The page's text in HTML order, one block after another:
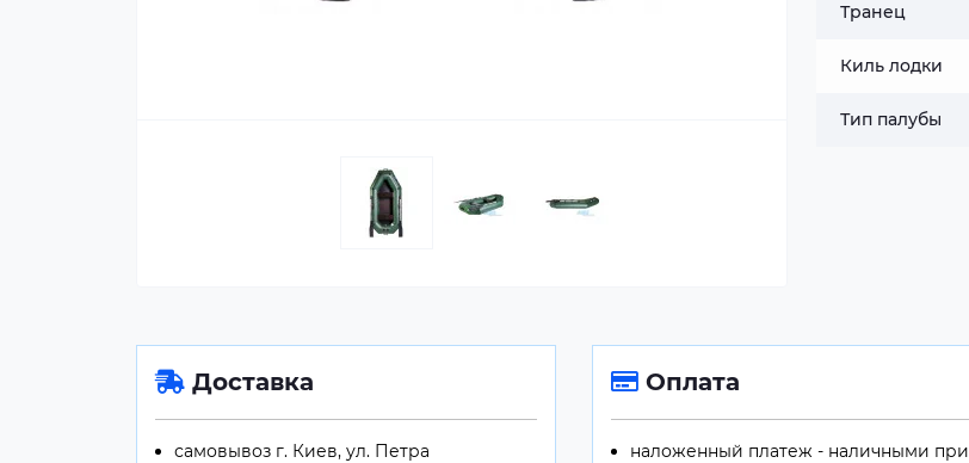
Транец
Киль лодки
Тип палубы
Доставка
самовывоз г. Киев, ул. Петра
Оплата
наложенный платеж - наличными при